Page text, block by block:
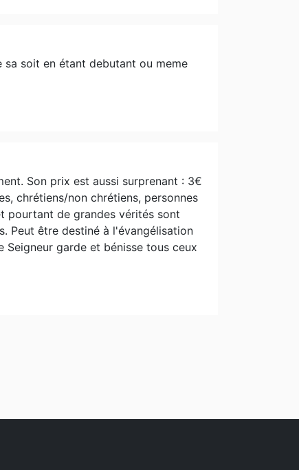
sa soit en étant debutant ou meme
Son prix est aussi surprenant : 3€
chrétiens/non chrétiens, personnes
pourtant de grandes vérités sont
Peut être destiné à l'évangélisation
garde et bénisse tous ceux